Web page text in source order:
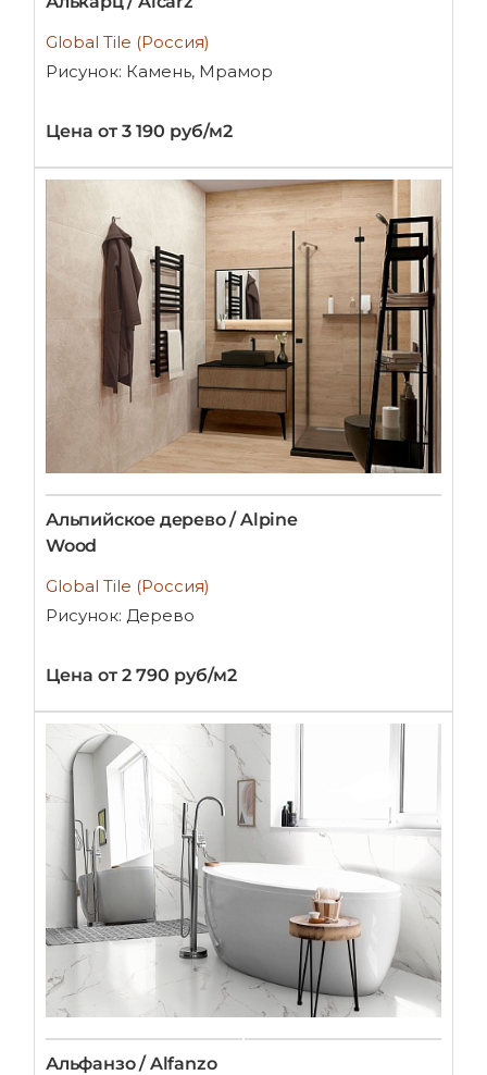
Global Tile (Россия)
Рисунок: Камень, Мрамор
Цена от 3 190 руб/м2
Альпийское дерево / Alpine
Wood
Global Tile (Россия)
Рисунок: Дерево
Цена от 2 790 руб/м2
Альфанзо / Alfanzo